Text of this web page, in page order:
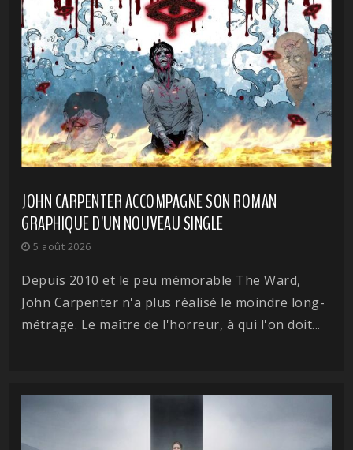
JOHN CARPENTER ACCOMPAGNE SON ROMAN
GRAPHIQUE D'UN NOUVEAU SINGLE
5 août 2026
Depuis 2010 et le peu mémorable The Ward,
John Carpenter n'a plus réalisé le moindre long-
métrage. Le maître de l'horreur, à qui l'on doit...